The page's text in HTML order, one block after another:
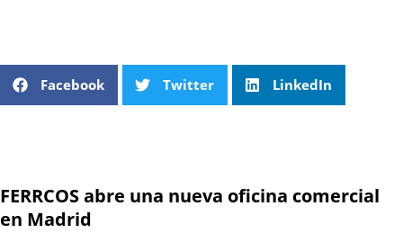
Facebook Twitter LinkedIn
FERRCOS abre una nueva oficina comercial
en Madrid